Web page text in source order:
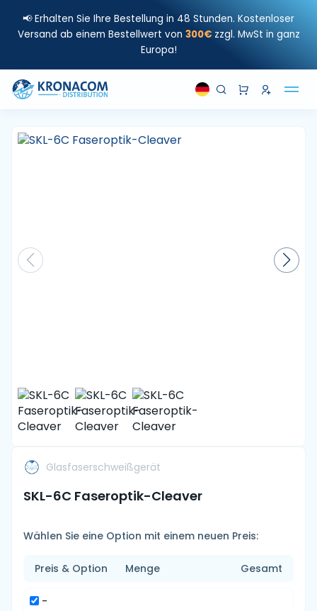
📢 Erhalten Sie Ihre Bestellung in 48 Stunden. Kostenloser
Versand ab einem Bestellwert von 300€ zzgl. MwSt in ganz
Europa!
Glasfaserschweißgerät
SKL-6C Faseroptik-Cleaver
Wählen Sie eine Option mit einem neuen Preis:
Preis & Option Menge Gesamt
-